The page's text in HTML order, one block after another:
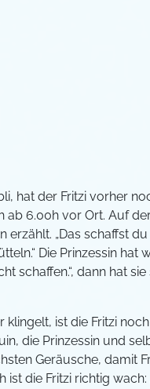
hat der Fritzi vorher
ab 6.00h vor Ort. Auf
„Das schaffst du
Die Prinzessin hat
schaffen.“, dann hat
ist die Fritzi
die Prinzessin und
Geräusche, damit
die Fritzi richtig